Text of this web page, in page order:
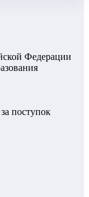
Федерации
поступок